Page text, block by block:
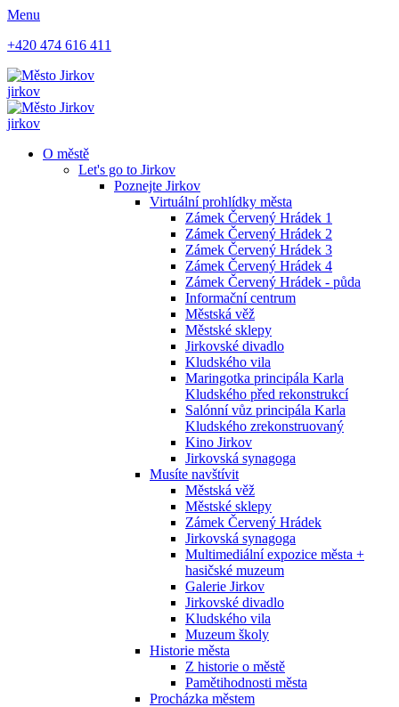
Menu
+420 474 616 411
jirkov
jirkov
O městě
Let's go to Jirkov
Poznejte Jirkov
Virtuální prohlídky města
Zámek Červený Hrádek 1
Zámek Červený Hrádek 2
Zámek Červený Hrádek 3
Zámek Červený Hrádek 4
Zámek Červený Hrádek - půda
Informační centrum
Městská věž
Městské sklepy
Jirkovské divadlo
Kludského vila
Maringotka principála Karla
Kludského před rekonstrukcí
Salónní vůz principála Karla
Kludského zrekonstruovaný
Kino Jirkov
Jirkovská synagoga
Musíte navštívit
Městská věž
Městské sklepy
Zámek Červený Hrádek
Jirkovská synagoga
Multimediální expozice města +
hasičské muzeum
Galerie Jirkov
Jirkovské divadlo
Kludského vila
Muzeum školy
Historie města
Z historie o městě
Pamětihodnosti města
Procházka městem